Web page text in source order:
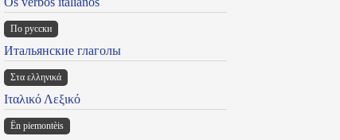
По русски
Итальянские глаголы
Στα ελληνικά
Ιταλικό Λεξικό
Ën piemontèis